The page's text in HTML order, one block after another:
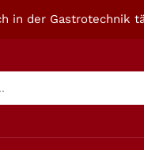
in der Gastrotechnik